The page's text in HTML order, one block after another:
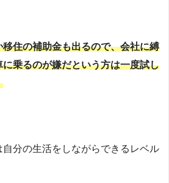
住の補助金も出るので、会社に縛
乗るのが嫌だという方は一度試し
分の生活をしながらできるレベル